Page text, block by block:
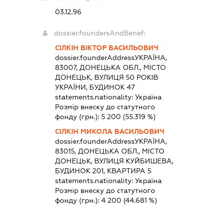
03.12.96
dossier.foundersAndBenef:
СІЛКІН ВІКТОР ВАСИЛЬОВИЧ
dossier.founderAddressУКРАЇНА,
83007, ДОНЕЦЬКА ОБЛ., МІСТО
ДОНЕЦЬК, ВУЛИЦЯ 50 РОКІВ
УКРАЇНИ, БУДИНОК 47
statements.nationality:Україна
Розмір внеску до статутного
фонду (грн.):5 200 (55.319 %)
СІЛКІН МИКОЛА ВАСИЛЬОВИЧ
dossier.founderAddressУКРАЇНА,
83015, ДОНЕЦЬКА ОБЛ., МІСТО
ДОНЕЦЬК, ВУЛИЦЯ КУЙБИШЕВА,
БУДИНОК 201, КВАРТИРА 5
statements.nationality:Україна
Розмір внеску до статутного
фонду (грн.):4 200 (44.681 %)